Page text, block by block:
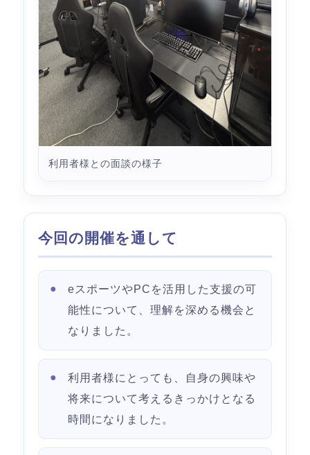
利用者様との面談の様子
今回の開催を通して
eスポーツやPCを活用した支援の可
能性について、理解を深める機会と
なりました。
利用者様にとっても、自身の興味や
将来について考えるきっかけとなる
時間になりました。